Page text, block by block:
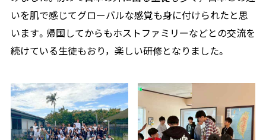
いを肌で感じてグローバルな感覚も身に付けられたと思
います。帰国してからもホストファミリーなどとの交流を
続けている生徒もおり，楽しい研修となりました。